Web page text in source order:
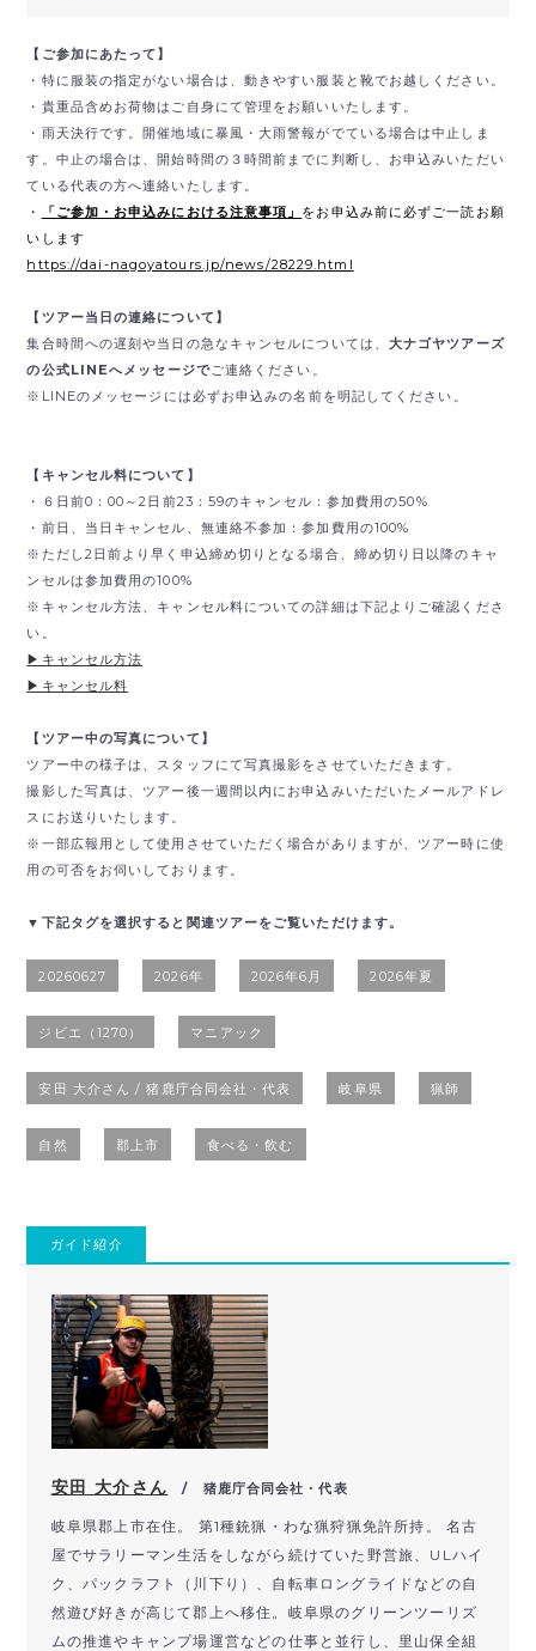
【ご参加にあたって】
・特に服装の指定がない場合は、動きやすい服装と靴でお越しください。
・貴重品含めお荷物はご自身にて管理をお願いいたします。
・雨天決行です。開催地域に暴風・大雨警報がでている場合は中止しま
す。中止の場合は、開始時間の３時間前までに判断し、お申込みいただい
ている代表の方へ連絡いたします。
・
「ご参加・お申込みにおける注意事項」 をお申込み前に必ずご一読お願
いします
https://dai-nagoyatours.jp/news/28229.html
【ツアー当日の連絡について】
集合時間への遅刻や当日の急なキャンセルについては、 大ナゴヤツアーズ
の公式LINEへメッセージでご連絡ください。
※LINEのメッセージには必ずお申込みの名前を明記してください。
【キャンセル料について】
・６日前0：00～2日前23：59のキャンセル：参加費用の50%
・前日、当日キャンセル、無連絡不参加：参加費用の100%
※ただし2日前より早く申込締め切りとなる場合、締め切り日以降のキャ
ンセルは参加費用の100%
※キャンセル方法、キャンセル料についての詳細は下記よりご確認くださ
い。
▶︎キャンセル方法
▶︎キャンセル料
【ツアー中の写真について】
ツアー中の様子は、スタッフにて写真撮影をさせていただきます。
撮影した写真は、ツアー後一週間以内にお申込みいただいたメールアドレ
スにお送りいたします。
※一部広報用として使用させていただく場合がありますが、ツアー時に使
用の可否をお伺いしております。
▼下記タグを選択すると関連ツアーをご覧いただけます。
20260627 2026年 2026年6月 2026年夏
ジビエ（1270） マニアック
安田 大介さん / 猪鹿庁合同会社・代表 岐阜県 猟師
自然 郡上市 食べる・飲む
ガイド紹介
安田 大介さん / 猪鹿庁合同会社・代表
岐阜県郡上市在住。 第1種銃猟・わな猟狩猟免許所持。 名古
屋でサラリーマン生活をしながら続けていた野営旅、ULハイ
ク、パックラフト（川下り）、自転車ロングライドなどの自
然遊び好きが高じて郡上へ移住。岐阜県のグリーンツーリズ
ムの推進やキャンプ場運営などの仕事と並行し、里山保全組